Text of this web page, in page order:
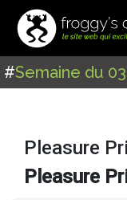
#Semaine du
Pleasure
Pleasure